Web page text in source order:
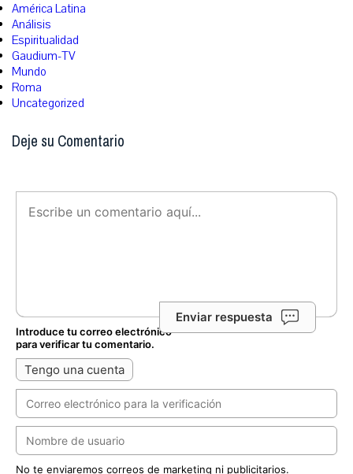
América Latina
Análisis
Espiritualidad
Gaudium-TV
Mundo
Roma
Uncategorized
Deje su Comentario
Enviar respuesta
Introduce tu correo electrónico
para verificar tu comentario.
Tengo una cuenta
No te enviaremos correos de marketing ni publicitarios.